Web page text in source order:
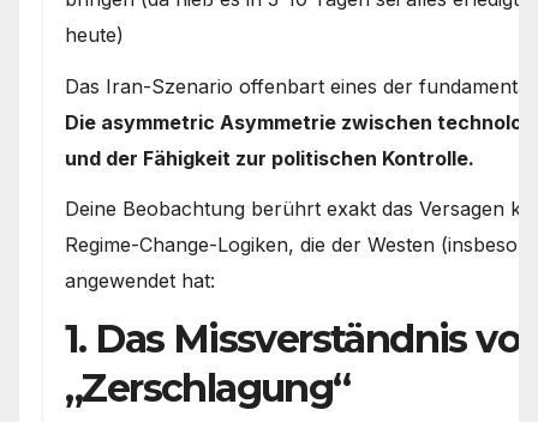
heute)
Das Iran-Szenario offenbart eines der
Die asymmetric Asymmetrie zwischen
und der Fähigkeit zur politischen Kontrolle.
Deine Beobachtung berührt exakt das Versagen
Regime-Change-Logiken, die der Westen
angewendet hat:
1. Das Missverständnis
„Zerschlagung“